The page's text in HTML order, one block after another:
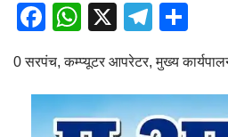
Facebook
WhatsApp
X
0 सरपंच, कम्प्यूटर आपरेटर, मुख्य